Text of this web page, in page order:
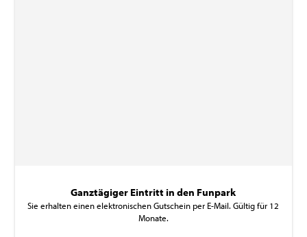
Ganztägiger Eintritt in den Funpark
Sie erhalten einen elektronischen Gutschein per E-Mail. Gültig für 12
Monate.